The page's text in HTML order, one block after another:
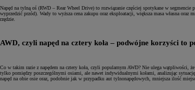
Napęd na tylną oś (RWD – Rear Wheel Drive) to rozwiązanie częściej spotykane w
wyprzedzić przód). Wady to wyższa cena zakupu oraz eksploatacji, większa masa własna
rzędzie.
AWD, czyli napęd na cztery koła – podwójne korzyści to
Co w takim razie z napędem na cztery koła, czyli popularnym AWD? Nie ulega wątpliwości,
tylko pomiędzy poszczególnymi osiami, ale nawet indywidualnymi kołami, analizując
napęd na obie osie oraz, podobnie jak w przypadku aut tylnonapędowych, mniejsza ilość